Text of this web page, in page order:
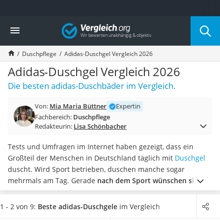
Die beliebtesten Vergleiche nach Kategorie
Drogerie
Inhalator
Haarschneider
Rollator
Braun Rasierer
Katzenklappe (Chip)
Masturbator
Massagepistole
Reisehaartrockner
Eiweißpulver
Magnesiumpräparat
Katzenklappe
Nackenmassagegerät
Zeckenschutz Katze
Vergleich
Duschpflege Adidas-Duschgel Vergleich 2026
Adidas-Duschgel Vergleich 2026
Die besten adidas-Duschbäder im Vergleich.
Von: Mia Maria Büttner
Expertin
Fachbereich: Duschpflege
Redakteurin: Lisa Schönbacher
Tests und Umfragen im Internet haben gezeigt, dass ein
Großteil der Menschen in Deutschland täglich mit Duschgel
duscht. Wird Sport betrieben, duschen manche sogar
mehrmals am Tag. Gerade nach dem Sport wünschen sich
viele ein erfrischendes und belebendes Duschgel. Adidas
bietet hierfür zahlreiche Produkte an. In unserer
1 - 2 von 9: Beste adidas-Duschgele im Vergleich